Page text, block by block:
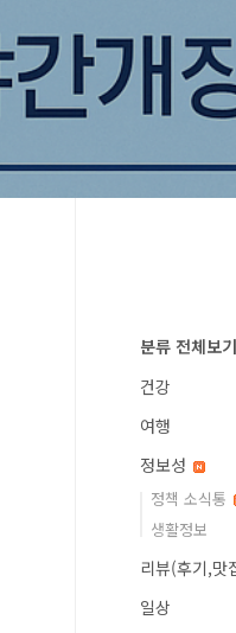
분류 전체보기
건강
여행
정보성
정책 소식통
생활정보
리뷰(후기,맛
일상